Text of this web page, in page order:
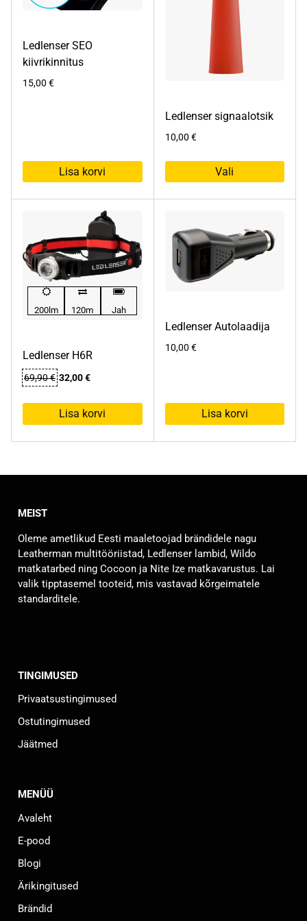
Ledlenser SEO
kiivrikinnitus
15,00 €
Lisa korvi
Ledlenser signaalotsik
10,00 €
Vali
mitu
varianti.
Valikuid
tootelehel.
200lm 120m Jah
Ledlenser H6R
69,90€ Algne
oli:
69,90 €.
32,00€Praegune
on:
32,00 €.
Lisa korvi
Ledlenser Autolaadija
10,00 €
Lisa korvi
MEIST
Oleme ametlikud Eesti maaletoojad brändidele nagu
Leatherman multitööriistad, Ledlenser lambid, Wildo
matkatarbed ning Cocoon ja Nite Ize matkavarustus. Lai
valik tipptasemel tooteid, mis vastavad kõrgeimatele
standarditele.
TINGIMUSED
Privaatsustingimused
Ostutingimused
Jäätmed
MENÜÜ
Avaleht
E-pood
Blogi
Ärikingitused
Brändid